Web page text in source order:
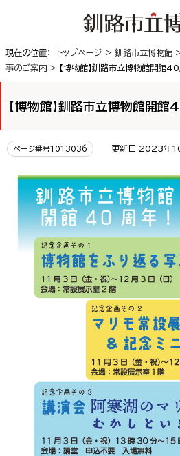
現在の位置： トップページ > 釧路市立博物館
事のご案内 > 【博物館】釧路市立博物館開館40
【博物館】釧路市立博物館開館
ページ番号1013036 更新日 2023年